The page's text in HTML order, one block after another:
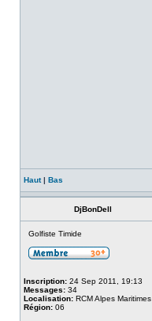
Haut| Bas
DjBonDell
Golfiste Timide
Inscription: 24 Sep 2011, 19:13
Messages: 34
Localisation: RCM Alpes Maritimes
Région: 06